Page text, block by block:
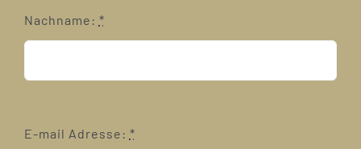
Nachname: *
E-mail Adresse: *